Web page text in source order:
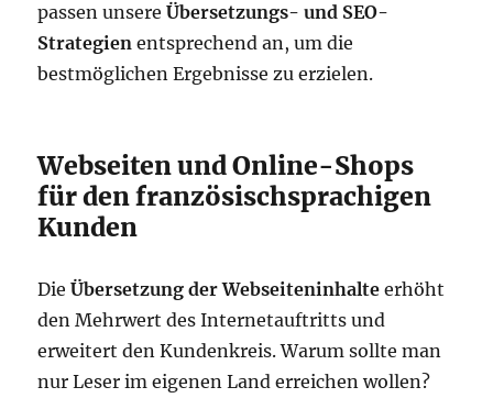
passen unsereÜbersetzungs- und SEO-
Strategien entsprechend an, um die
bestmöglichen Ergebnisse zu erzielen.
Webseiten und Online-Shops
für den französischsprachigen
Kunden
DieÜbersetzung der Webseiteninhalte erhöht
den Mehrwert des Internetauftritts und
erweitert den Kundenkreis. Warum sollte man
nur Leser im eigenen Land erreichen wollen?